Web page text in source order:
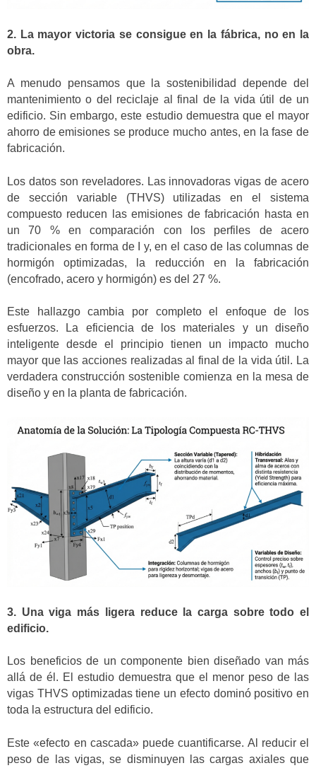
2. La mayor victoria se consigue en la fábrica, no en la
obra.
A menudo pensamos que la sostenibilidad depende del
mantenimiento o del reciclaje al final de la vida útil de un
edificio. Sin embargo, este estudio demuestra que el mayor
ahorro de emisiones se produce mucho antes, en la fase de
fabricación.
Los datos son reveladores. Las innovadoras vigas de acero
de sección variable (THVS) utilizadas en el sistema
compuesto reducen las emisiones de fabricación hasta en
un 70 % en comparación con los perfiles de acero
tradicionales en forma de I y, en el caso de las columnas de
hormigón optimizadas, la reducción en la fabricación
(encofrado, acero y hormigón) es del 27 %.
Este hallazgo cambia por completo el enfoque de los
esfuerzos. La eficiencia de los materiales y un diseño
inteligente desde el principio tienen un impacto mucho
mayor que las acciones realizadas al final de la vida útil. La
verdadera construcción sostenible comienza en la mesa de
diseño y en la planta de fabricación.
3. Una viga más ligera reduce la carga sobre todo el
edificio.
Los beneficios de un componente bien diseñado van más
allá de él. El estudio demuestra que el menor peso de las
vigas THVS optimizadas tiene un efecto dominó positivo en
toda la estructura del edificio.
Este «efecto en cascada» puede cuantificarse. Al reducir el
peso de las vigas, se disminuyen las cargas axiales que